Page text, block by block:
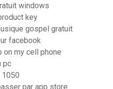
windows
key
gospel gratuit
facebook
on my cell phone
pc
1050
par app store